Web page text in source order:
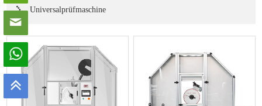
Universalprüfmaschine